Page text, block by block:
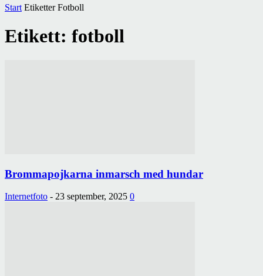
Start Etiketter Fotboll
Etikett: fotboll
Brommapojkarna inmarsch med hundar
Internetfoto - 23 september, 2025 0